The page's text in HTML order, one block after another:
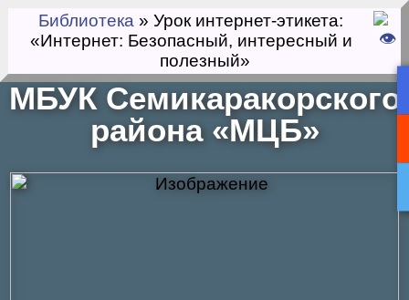
Библиотека » Урок интернет-этикета:
«Интернет: Безопасный, интересный и
полезный»
МБУК Семикаракорского
района «МЦБ»